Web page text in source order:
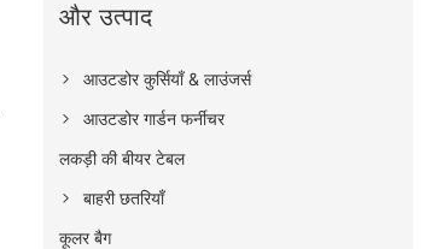
और उत्पाद
आउटडोर कुर्सियाँ & लाउंजर्स
आउटडोर गार्डन फर्नीचर
लकड़ी की बीयर टेबल
बाहरी छतरियाँ
कूलर बैग